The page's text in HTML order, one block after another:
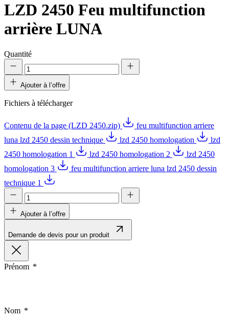
LZD 2450 Feu multifunction
arrière LUNA
Quantité
Ajouter à l’offre
Fichiers à télécharger
Contenu de la page (LZD 2450.zip)
feu multifunction arriere
luna lzd 2450 dessin technique
lzd 2450 homologation
lzd
2450 homologation 1
lzd 2450 homologation 2
lzd 2450
homologation 3
feu multifunction arriere luna lzd 2450 dessin
technique 1
Ajouter à l’offre
Demande de devis pour un produit
Prénom
Nom